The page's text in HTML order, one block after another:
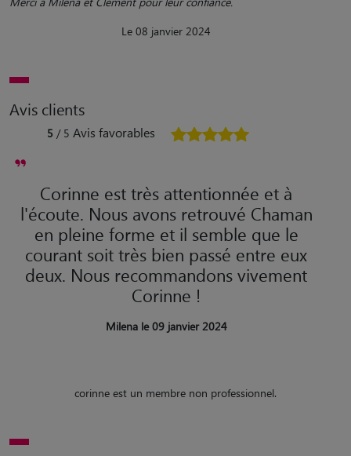
Le 08 janvier 2024
Avis clients
5 / 5 Avis favorables
Corinne est très attentionnée et à
l'écoute. Nous avons retrouvé Chaman
en pleine forme et il semble que le
courant soit très bien passé entre eux
deux. Nous recommandons vivement
Corinne !
Milena le 09 janvier 2024
corinne est un membre non professionnel.